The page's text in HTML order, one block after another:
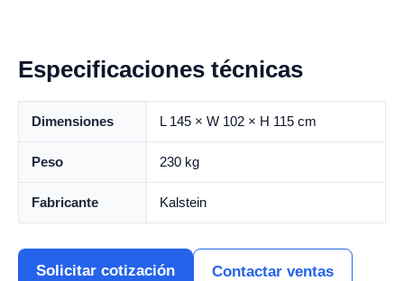
Especificaciones técnicas
Dimensiones L 145 × W 102 × H 115 cm
Peso 230 kg
Fabricante Kalstein
Solicitar cotización Contactar ventas